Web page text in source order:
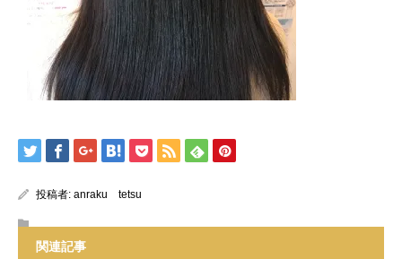
投稿者: anraku tetsu
関連記事